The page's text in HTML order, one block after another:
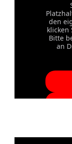
den
klicken
Bitte
an